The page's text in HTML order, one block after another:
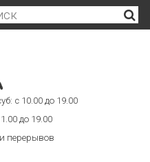
с 10.00 до 19.00
до 19.00
перерывов